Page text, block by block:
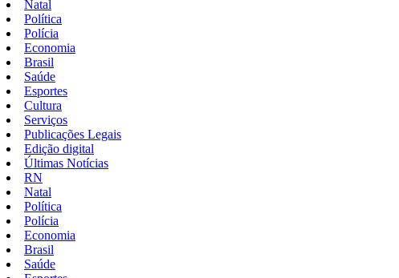
Natal
Política
Polícia
Economia
Brasil
Saúde
Esportes
Cultura
Serviços
Publicações Legais
Edição digital
Últimas Notícias
RN
Natal
Política
Polícia
Economia
Brasil
Saúde